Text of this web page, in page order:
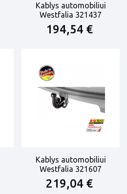
Kablys automobiliui
Westfalia 321437
194,54 €
Kablys automobiliui
Westfalia 321607
219,04 €